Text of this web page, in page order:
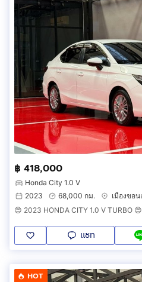
฿ 418,000
Honda City 1.0 V
2023
68,000 กม.
เมืองขอ
แชท
HOT